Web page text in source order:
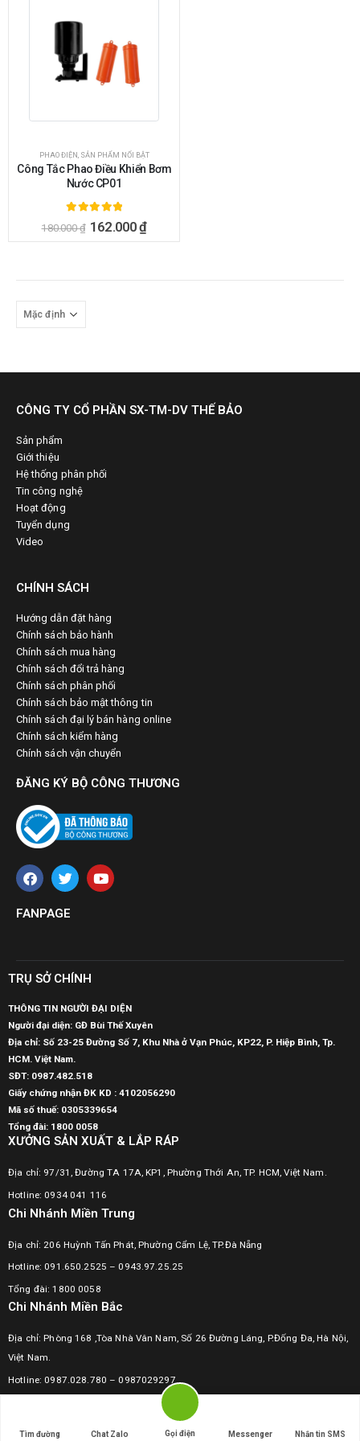
PHAO ĐIỆN SẢN PHẨM NỔI BẬT
Công Tắc Phao Điều Khiển Bơm
Nước CP01
ngoài 5
180.000₫ 162.000₫
CÔNG TY CỔ PHẦN SX-TM-DV THẾ BẢO
Sản phẩm
Giới thiệu
Hệ thống phân phối
Tin công nghệ
Hoạt động
Tuyển dụng
Video
CHÍNH SÁCH
Hướng dẫn đặt hàng
Chính sách bảo hành
Chính sách mua hàng
Chính sách đổi trả hàng
Chính sách phân phối
Chính sách bảo mật thông tin
Chính sách đại lý bán hàng online
Chính sách kiểm hàng
Chính sách vận chuyển
ĐĂNG KÝ BỘ CÔNG THƯƠNG
FANPAGE
TRỤ SỞ CHÍNH
THÔNG TIN NGƯỜI ĐẠI DIỆN
Người đại diện: GĐ Bùi Thế Xuyên
Địa chỉ: Số 23-25 Đường Số 7, Khu Nhà ở Vạn Phúc, KP22, P. Hiệp Bình, Tp.
HCM. Việt Nam.
SĐT: 0987.482.518
Giấy chứng nhận ĐK KD : 4102056290
Mã số thuế: 0305339654
Tổng đài: 1800 0058
XƯỞNG SẢN XUẤT & LẮP RÁP
Địa chỉ: 97/31, Đường TA 17A, KP1, Phường Thới An, TP. HCM, Việt Nam.
Hotline: 0934 041 116
Chi Nhánh Miền Trung
Địa chỉ: 206 Huỳnh Tấn Phát, Phường Cẩm Lệ, TP.Đà Nẵng
Hotline: 091.650.2525 – 0943.97.25.25
Tổng đài: 1800 0058
Chi Nhánh Miền Bắc
Địa chỉ: Phòng 168 ,Tòa Nhà Vân Nam, Số 26 Đường Láng, P.Đống Đa, Hà Nội,
Việt Nam.
Hotline: 0987.028.780 –0987029297
Copyright © 2023 KAWASAN | Developed by 123Website
Tìm đường Chat Zalo Gọi điện Messenger Nhắn tin SMS